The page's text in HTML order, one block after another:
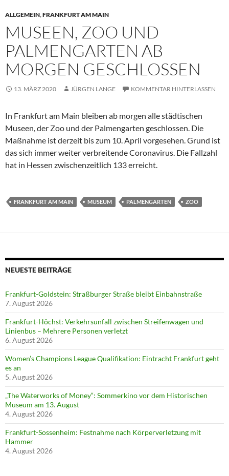
ALLGEMEIN,FRANKFURT AM MAIN
MUSEEN, ZOO UND
PALMENGARTEN AB
MORGEN GESCHLOSSEN
13. MÄRZ 2020 JÜRGEN LANGE KOMMENTAR HINTERLASSEN
In Frankfurt am Main bleiben ab morgen alle städtischen
Museen, der Zoo und der Palmengarten geschlossen. Die
Maßnahme ist derzeit bis zum 10. April vorgesehen. Grund ist
das sich immer weiter verbreitende Coronavirus. Die Fallzahl
hat in Hessen zwischenzeitlich 133 erreicht.
FRANKFURT AM MAIN MUSEUM PALMENGARTEN ZOO
NEUESTE BEITRÄGE
Frankfurt-Goldstein: Straßburger Straße bleibt Einbahnstraße
7. August 2026
Frankfurt-Höchst: Verkehrsunfall zwischen Streifenwagen und
Linienbus – Mehrere Personen verletzt
6. August 2026
Women’s Champions League Qualifikation: Eintracht Frankfurt geht
es an
5. August 2026
„The Waterworks of Money“: Sommerkino vor dem Historischen
Museum am 13. August
4. August 2026
Frankfurt-Sossenheim: Festnahme nach Körperverletzung mit
Hammer
4. August 2026